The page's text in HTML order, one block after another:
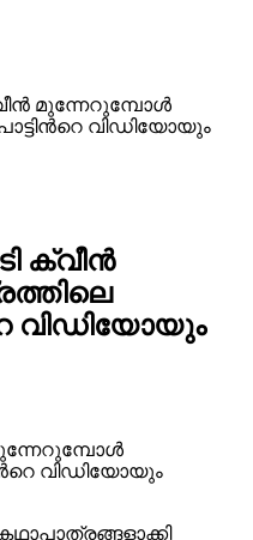
മുന്നേറുമ്പോൾ
വിഡിയോയും
ക്വീൻ
വിഡിയോയും
വിഡിയോയും